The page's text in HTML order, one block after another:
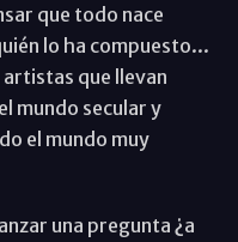
que todo nace
lo ha compuesto...
que llevan
mundo secular y
el mundo muy
una pregunta ¿a